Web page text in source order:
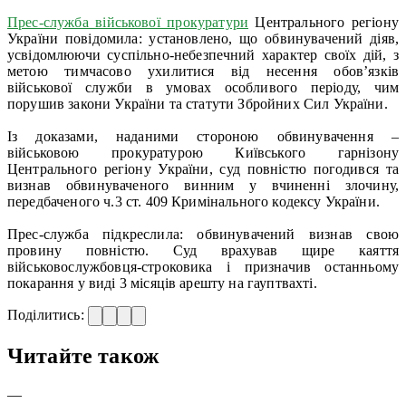
Прес-служба військової прокуратури Центрального регіону
України повідомила: установлено, що обвинувачений діяв,
усвідомлюючи суспільно-небезпечний характер своїх дій, з
метою тимчасово ухилитися від несення обов’язків
військової служби в умовах особливого періоду, чим
порушив закони України та статути Збройних Сил України.
Із доказами, наданими стороною обвинувачення –
військовою прокуратурою Київського гарнізону
Центрального регіону України, суд повністю погодився та
визнав обвинуваченого винним у вчиненні злочину,
передбаченого ч.3 ст. 409 Кримінального кодексу України.
Прес-служба підкреслила: обвинувачений визнав свою
провину повністю. Суд врахував щире каяття
військовослужбовця-строковика і призначив останньому
покарання у виді 3 місяців арешту на гауптвахті.
Поділитись:
Читайте також
—